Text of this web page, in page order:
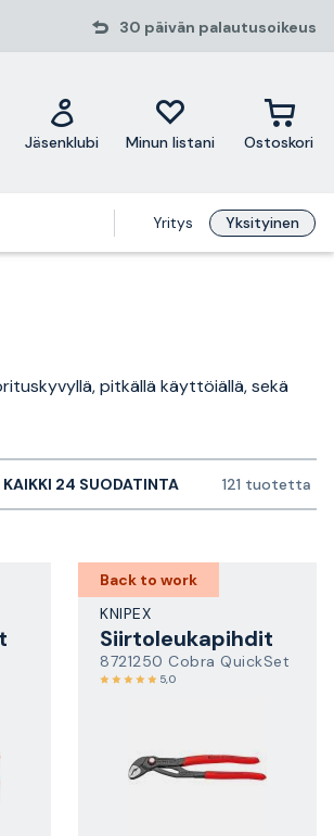
30 päivän palautusoikeus
Jäsenklubi Minun listani Ostoskori
Yritys Yksityinen
pitkällä käyttöiällä, sekä
KAIKKI 24 SUODATINTA 121 tuotetta
Back to work
KNIPEX
Siirtoleukapihdit
8721250 Cobra QuickSet
5,0